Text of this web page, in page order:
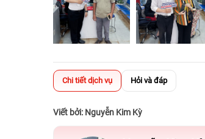
Chi tiết dịch vụ Hỏi và đáp
Viết bởi: Nguyễn Kim Kỳ